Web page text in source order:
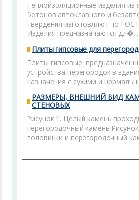
Теплоизоляционные изделия из
бетонов автоклавного и
твердения изготовляют по
Изделия предназначаются дл�...
Плиты гипсовые для
Плиты гипсовые,
устройства перегородок в
назначения с сухими и
РАЗМЕРЫ, ВНЕШНИЙ ВИД
СТЕНОВЫХ
Рисунок 1. Целый камень
перегородочный камень
половинки и перегородочный